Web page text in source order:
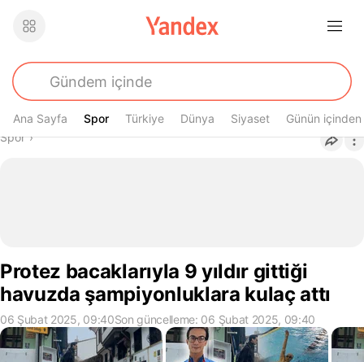
Ana Sayfa Spor
Spor Türkiye Dünya Siyaset Günün içinden
Buradasın
Spor›
Protez bacaklarıyla 9 yıldır gittiği
havuzda şampiyonluklara kulaç attı
06 Şubat 2025, 09:40Son güncelleme: 06 Şubat 2025, 09:40